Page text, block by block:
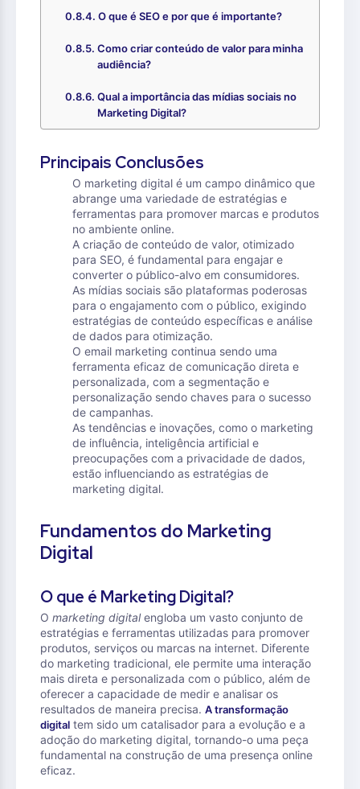
O que é SEO e por que é importante?
Como criar conteúdo de valor para minha
audiência?
Qual a importância das mídias sociais no
Marketing Digital?
Principais Conclusões
O marketing digital é um campo dinâmico que
abrange uma variedade de estratégias e
ferramentas para promover marcas e produtos
no ambiente online.
A criação de conteúdo de valor, otimizado
para SEO, é fundamental para engajar e
converter o público-alvo em consumidores.
As mídias sociais são plataformas poderosas
para o engajamento com o público, exigindo
estratégias de conteúdo específicas e análise
de dados para otimização.
O email marketing continua sendo uma
ferramenta eficaz de comunicação direta e
personalizada, com a segmentação e
personalização sendo chaves para o sucesso
de campanhas.
As tendências e inovações, como o marketing
de influência, inteligência artificial e
preocupações com a privacidade de dados,
estão influenciando as estratégias de
marketing digital.
Fundamentos do Marketing
Digital
O que é Marketing Digital?
O marketing digitalengloba um vasto conjunto de
estratégias e ferramentas utilizadas para promover
produtos, serviços ou marcas na internet. Diferente
do marketing tradicional, ele permite uma interação
mais direta e personalizada com o público, além de
oferecer a capacidade de medir e analisar os
resultados de maneira precisa. A transformação
digital tem sido um catalisador para a evolução e a
adoção do marketing digital, tornando-o uma peça
fundamental na construção de uma presença online
eficaz.